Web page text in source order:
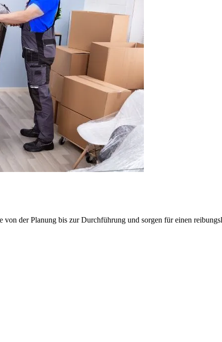
von der Planung bis zur Durchführung und sorgen für einen